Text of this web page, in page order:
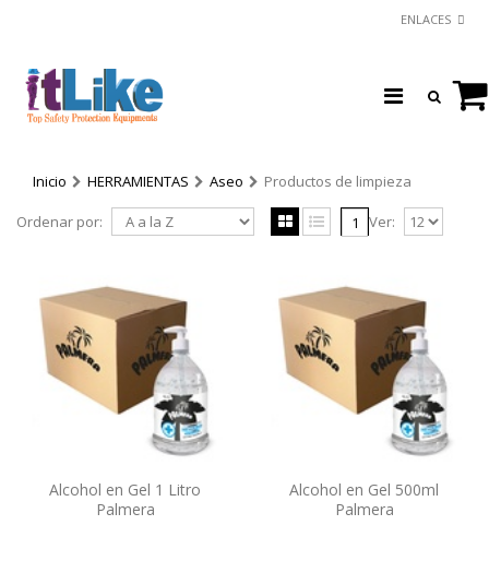
ENLACES
Inicio HERRAMIENTAS Aseo Productos de limpieza
Ordenar por: 1 Ver:
Alcohol en Gel 1 Litro
Palmera
Alcohol en Gel 500ml
Palmera